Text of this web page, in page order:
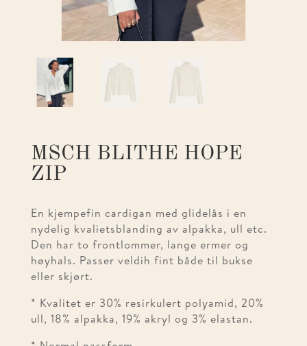
MSCH BLITHE HOPE
ZIP
En kjempefin cardigan med glidelås i en
nydelig kvalietsblanding av alpakka, ull etc.
Den har to frontlommer, lange ermer og
høyhals. Passer veldih fint både til bukse
eller skjørt.
* Kvalitet er 30% resirkulert polyamid, 20%
ull, 18% alpakka, 19% akryl og 3% elastan.